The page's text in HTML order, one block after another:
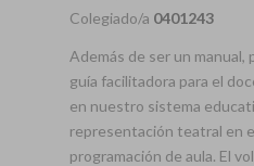
Colegiado/a 0401243
Además de ser un manual,
guía facilitadora para el
en nuestro sistema
representación teatral en
programación de aula. El